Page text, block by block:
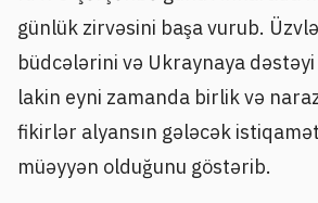
günlük zirvəsini başa vurub.
büdcələrini və Ukraynaya
lakin eyni zamanda birlik və
fikirlər alyansın gələcək
müəyyən olduğunu göstərib.